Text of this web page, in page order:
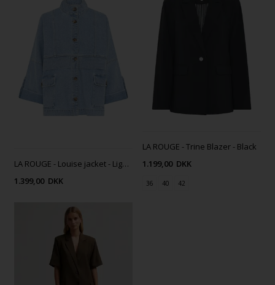
LA ROUGE - Louise jacket - Light denim
1.399,00 DKK
LA ROUGE - Trine Blazer - Black
1.199,00 DKK
36 40 42